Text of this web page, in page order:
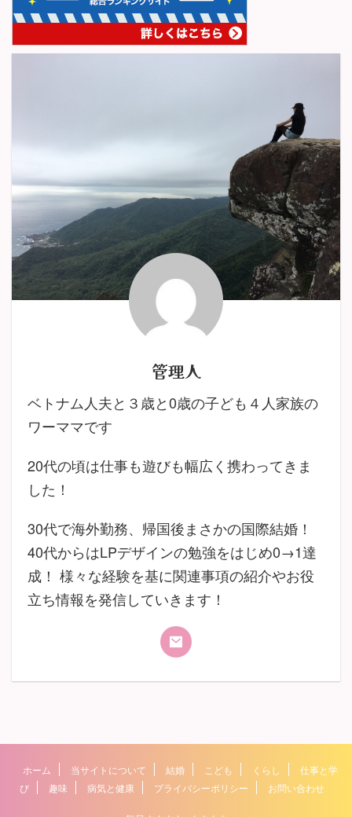
管理人
ベトナム人夫と３歳と0歳の子ども４人家族の
ワーママです
20代の頃は仕事も遊びも幅広く携わってきま
した！
30代で海外勤務、帰国後まさかの国際結婚！
40代からはLPデザインの勉強をはじめ0→1達
成！ 様々な経験を基に関連事項の紹介やお役
立ち情報を発信していきます！
ホーム 当サイトについて 結婚 こども くらし
仕事と学
び
趣味 病気と健康 プライバシーポリシー お問い合わせ